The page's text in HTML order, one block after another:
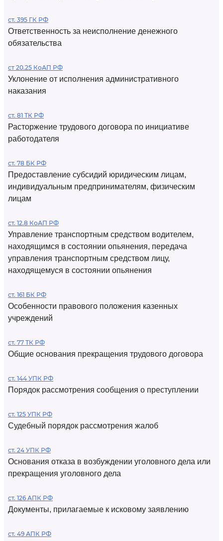
ст. 395 ГК РФ
Ответственность за неисполнение денежного
обязательства
ст 20.25 КоАП РФ
Уклонение от исполнения административного
наказания
ст. 81 ТК РФ
Расторжение трудового договора по инициативе
работодателя
ст. 78 БК РФ
Предоставление субсидий юридическим лицам,
индивидуальным предпринимателям, физическим
лицам
ст. 12.8 КоАП РФ
Управление транспортным средством водителем,
находящимся в состоянии опьянения, передача
управления транспортным средством лицу,
находящемуся в состоянии опьянения
ст. 161 БК РФ
Особенности правового положения казенных
учреждений
ст. 77 ТК РФ
Общие основания прекращения трудового договора
ст. 144 УПК РФ
Порядок рассмотрения сообщения о преступлении
ст. 125 УПК РФ
Судебный порядок рассмотрения жалоб
ст. 24 УПК РФ
Основания отказа в возбуждении уголовного дела или
прекращения уголовного дела
ст. 126 АПК РФ
Документы, прилагаемые к исковому заявлению
ст. 49 АПК РФ